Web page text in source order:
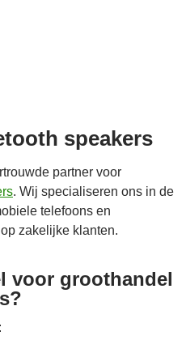
speakers
partner voor
. Wij specialiseren ons in de
telefoons en
zakelijke klanten.
voor groothandel